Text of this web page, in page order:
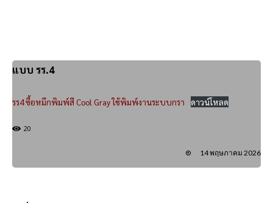
แบบ รร.4
รร4 ซื้อหมึกพิมพ์สี Cool Gray ใช้พิมพ์งานระบบกรา ดาวน์โหลด
20
14 พฤษภาคม 2026